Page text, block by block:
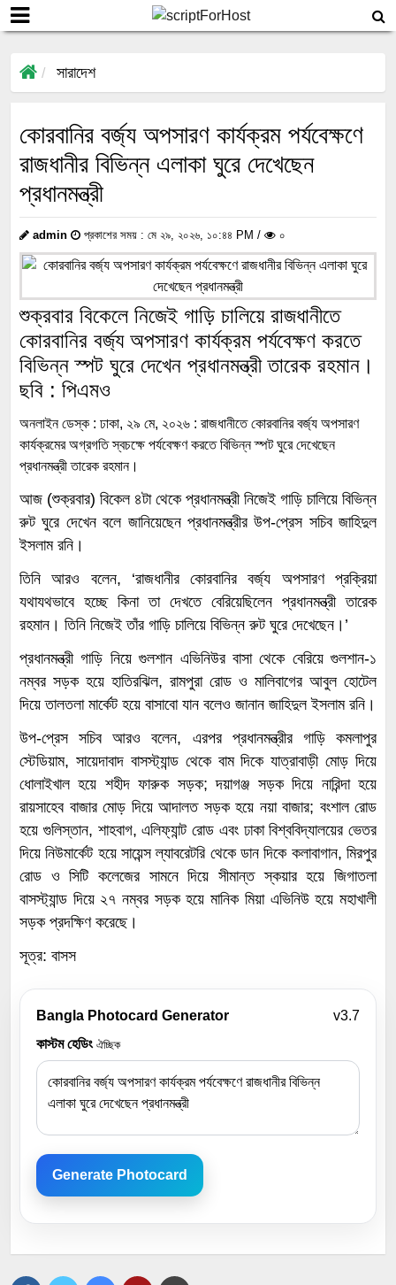
সারাদেশ
কোরবানির বর্জ্য অপসারণ কার্যক্রম পর্যবেক্ষণে
রাজধানীর বিভিন্ন এলাকা ঘুরে দেখেছেন
প্রধানমন্ত্রী
admin প্রকাশের সময় : মে ২৯, ২০২৬, ১০:৪৪ PM / ০
শুক্রবার বিকেলে নিজেই গাড়ি চালিয়ে রাজধানীতে
কোরবানির বর্জ্য অপসারণ কার্যক্রম পর্যবেক্ষণ করতে
বিভিন্ন স্পট ঘুরে দেখেন প্রধানমন্ত্রী তারেক রহমান।
ছবি : পিএমও
অনলাইন ডেস্ক : ঢাকা, ২৯ মে, ২০২৬ : রাজধানীতে কোরবানির বর্জ্য অপসারণ
কার্যক্রমের অগ্রগতি স্বচক্ষে পর্যবেক্ষণ করতে বিভিন্ন স্পট ঘুরে দেখেছেন
প্রধানমন্ত্রী তারেক রহমান।
আজ (শুক্রবার) বিকেল ৪টা থেকে প্রধানমন্ত্রী নিজেই গাড়ি চালিয়ে বিভিন্ন
রুট ঘুরে দেখেন বলে জানিয়েছেন প্রধানমন্ত্রীর উপ-প্রেস সচিব জাহিদুল
ইসলাম রনি।
তিনি আরও বলেন, ‘রাজধানীর কোরবানির বর্জ্য অপসারণ প্রক্রিয়া
যথাযথভাবে হচ্ছে কিনা তা দেখতে বেরিয়েছিলেন প্রধানমন্ত্রী তারেক
রহমান। তিনি নিজেই তাঁর গাড়ি চালিয়ে বিভিন্ন রুট ঘুরে দেখেছেন।’
প্রধানমন্ত্রী গাড়ি নিয়ে গুলশান এভিনিউর বাসা থেকে বেরিয়ে গুলশান-১
নম্বর সড়ক হয়ে হাতিরঝিল, রামপুরা রোড ও মালিবাগের আবুল হোটেল
দিয়ে তালতলা মার্কেট হয়ে বাসাবো যান বলেও জানান জাহিদুল ইসলাম রনি।
উপ-প্রেস সচিব আরও বলেন, এরপর প্রধানমন্ত্রীর গাড়ি কমলাপুর
স্টেডিয়াম, সায়েদাবাদ বাসস্ট্যান্ড থেকে বাম দিকে যাত্রাবাড়ী মোড় দিয়ে
ধোলাইখাল হয়ে শহীদ ফারুক সড়ক; দয়াগঞ্জ সড়ক দিয়ে নারিন্দা হয়ে
রায়সাহেব বাজার মোড় দিয়ে আদালত সড়ক হয়ে নয়া বাজার; বংশাল রোড
হয়ে গুলিস্তান, শাহবাগ, এলিফ্যান্ট রোড এবং ঢাকা বিশ্ববিদ্যালয়ের ভেতর
দিয়ে নিউমার্কেট হয়ে সায়েন্স ল্যাবরেটরি থেকে ডান দিকে কলাবাগান, মিরপুর
রোড ও সিটি কলেজের সামনে দিয়ে সীমান্ত স্কয়ার হয়ে জিগাতলা
বাসস্ট্যান্ড দিয়ে ২৭ নম্বর সড়ক হয়ে মানিক মিয়া এভিনিউ হয়ে মহাখালী
সড়ক প্রদক্ষিণ করেছে।
সূত্র: বাসস
Bangla Photocard Generator
v3.7
কাস্টম হেডিং ঐচ্ছিক
Generate Photocard